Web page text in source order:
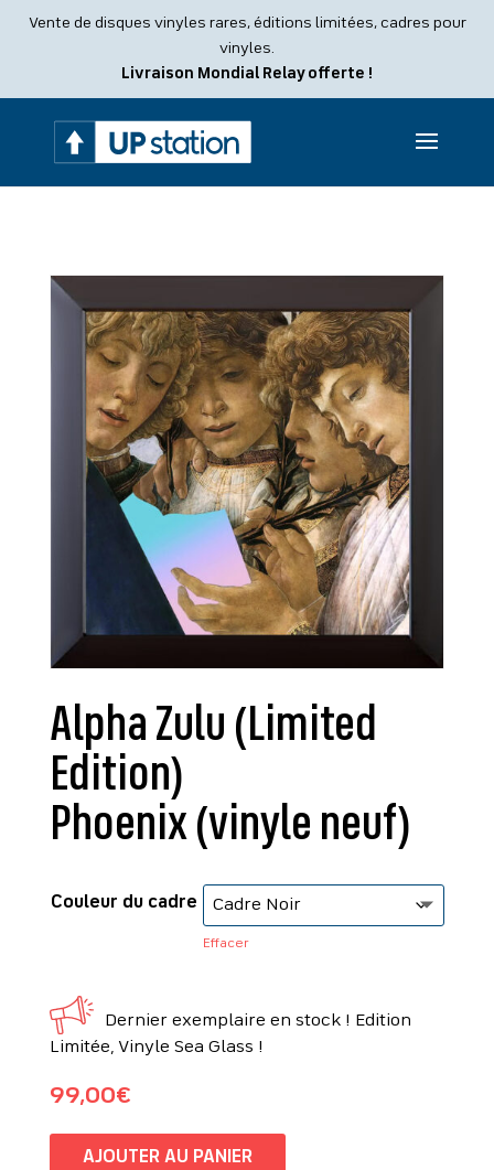
Vente de disques vinyles rares, éditions limitées, cadres pour
vinyles.
Livraison Mondial Relay offerte !
Alpha Zulu (Limited
Edition)
Phoenix (vinyle neuf)
Couleur du cadre
Effacer
Dernier exemplaire en stock ! Edition
Limitée, Vinyle Sea Glass !
99,00€
AJOUTER AU PANIER